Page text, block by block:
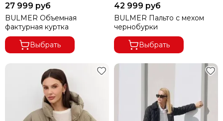
27 999 руб
BULMER Объемная
фактурная куртка
Выбрать
42 999 руб
BULMER Пальто с мехом
чернобурки
Выбрать